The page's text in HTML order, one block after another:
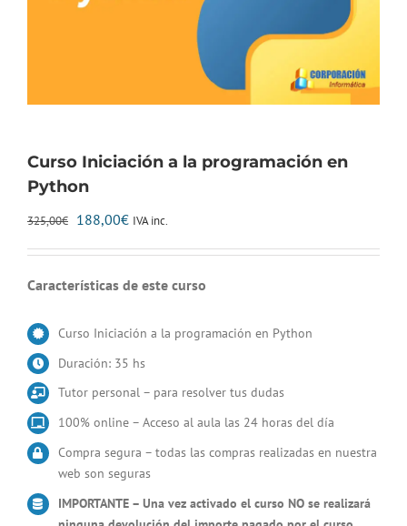
Curso Iniciación a la programación en
Python
325,00€ El
original
era:
188,00€El
actual
es:
IVA inc.
Características de este curso
Curso Iniciación a la programación en Python
Duración: 35 hs
Tutor personal – para resolver tus dudas
100% online – Acceso al aula las 24 horas del día
Compra segura – todas las compras realizadas en nuestra
web son seguras
IMPORTANTE – Una vez activado el curso NO se realizará